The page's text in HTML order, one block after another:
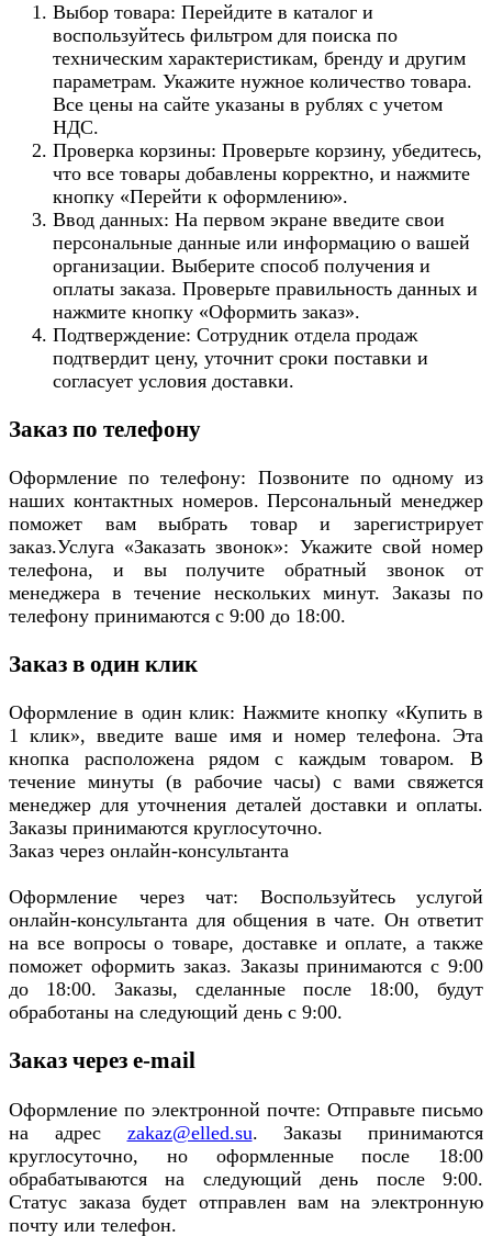
Выбор товара: Перейдите в каталог и
воспользуйтесь фильтром для поиска по
техническим характеристикам, бренду и другим
параметрам. Укажите нужное количество товара.
Все цены на сайте указаны в рублях с учетом
НДС.
Проверка корзины: Проверьте корзину, убедитесь,
что все товары добавлены корректно, и нажмите
кнопку «Перейти к оформлению».
Ввод данных: На первом экране введите свои
персональные данные или информацию о вашей
организации. Выберите способ получения и
оплаты заказа. Проверьте правильность данных и
нажмите кнопку «Оформить заказ».
Подтверждение: Сотрудник отдела продаж
подтвердит цену, уточнит сроки поставки и
согласует условия доставки.
Заказ по телефону
Оформление по телефону: Позвоните по одному из
наших контактных номеров. Персональный менеджер
поможет вам выбрать товар и зарегистрирует
заказ.Услуга «Заказать звонок»: Укажите свой номер
телефона, и вы получите обратный звонок от
менеджера в течение нескольких минут. Заказы по
телефону принимаются с 9:00 до 18:00.
Заказ в один клик
Оформление в один клик: Нажмите кнопку «Купить в
1 клик», введите ваше имя и номер телефона. Эта
кнопка расположена рядом с каждым товаром. В
течение минуты (в рабочие часы) с вами свяжется
менеджер для уточнения деталей доставки и оплаты.
Заказы принимаются круглосуточно.
Заказ через онлайн-консультанта
Оформление через чат: Воспользуйтесь услугой
онлайн-консультанта для общения в чате. Он ответит
на все вопросы о товаре, доставке и оплате, а также
поможет оформить заказ. Заказы принимаются с 9:00
до 18:00. Заказы, сделанные после 18:00, будут
обработаны на следующий день с 9:00.
Заказ через e-mail
Оформление по электронной почте: Отправьте письмо
на адрес zakaz@elled.su. Заказы принимаются
круглосуточно, но оформленные после 18:00
обрабатываются на следующий день после 9:00.
Статус заказа будет отправлен вам на электронную
почту или телефон.